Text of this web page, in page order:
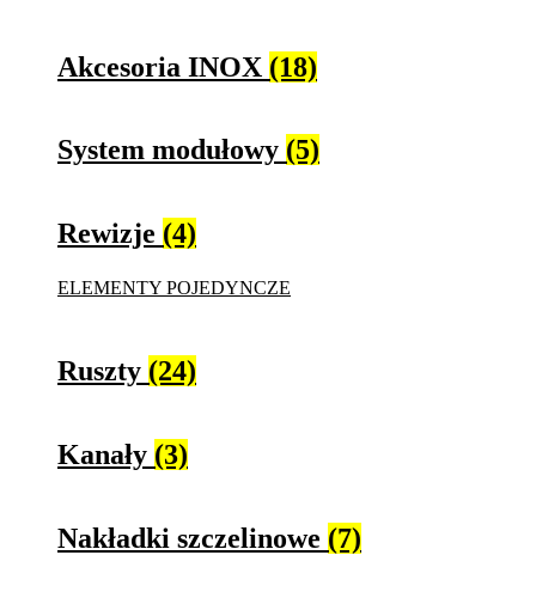
Akcesoria INOX (18)
System modułowy (5)
Rewizje (4)
ELEMENTY POJEDYNCZE
Ruszty (24)
Kanały (3)
Nakładki szczelinowe (7)